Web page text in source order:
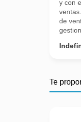
y con
de
Te